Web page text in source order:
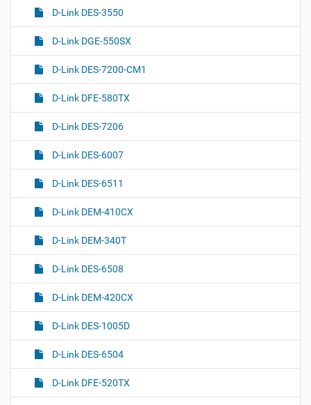
D-Link DES-3550
D-Link DGE-550SX
D-Link DES-7200-CM1
D-Link DFE-580TX
D-Link DES-7206
D-Link DES-6007
D-Link DES-6511
D-Link DEM-410CX
D-Link DEM-340T
D-Link DES-6508
D-Link DEM-420CX
D-Link DES-1005D
D-Link DES-6504
D-Link DFE-520TX